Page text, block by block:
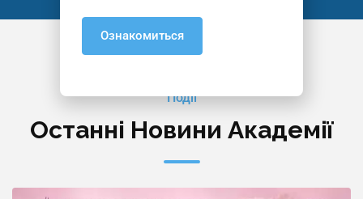
Події
Останні Новини Академії
Ознакомиться